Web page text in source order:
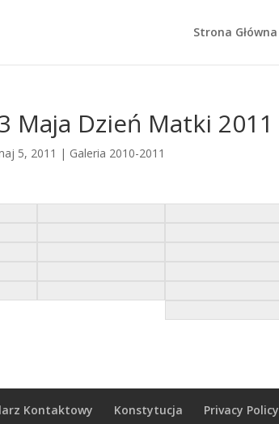
Strona Główna
Maja Dzień Matki 2011
5, 2011 | Galeria 2010-2011
Kontaktowy Konstytucja Privacy Policy